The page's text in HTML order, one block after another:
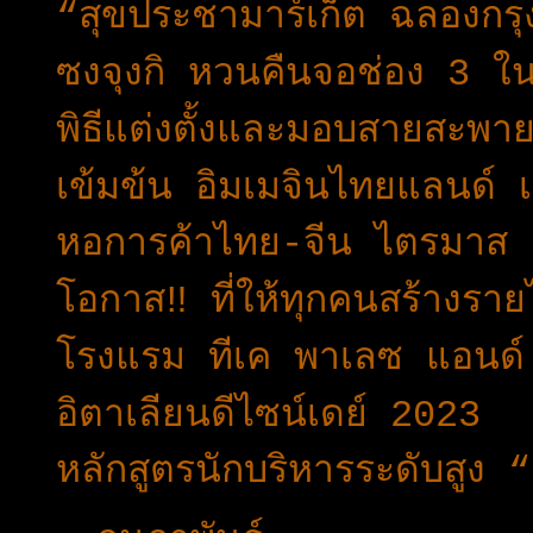
“สุขประชามาร์เก็ต ฉลอง
ซงจุงกิ หวนคืนจอช่อง 3
พิธีแต่งตั้งและมอบสายสะพ
เข้มข้น อิมเมจินไทยแลนด์
หอการค้าไทย-จีน ไตรม
โอกาส‼️ ที่ให้ทุกคนสร้างร
โรงแรม ทีเค พาเลซ แอ
อิตาเลียนดีไซน์เดย์ 2023
หลักสูตรนักบริหารระดับสูง